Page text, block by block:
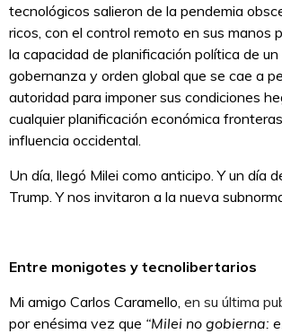
tecnológicos salieron de la pendemia
ricos, con el control remoto en sus manos
la capacidad de planificación política de
gobernanza y orden global que se cae a
autoridad para imponer sus condiciones
cualquier planificación económica
influencia occidental.
Un día, llegó Milei como anticipo. Y un día
Trump. Y nos invitaron a la nueva
Entre monigotes y tecnolibertarios
Mi amigo Carlos Caramello, en su última
por enésima vez que “Milei no gobierna: